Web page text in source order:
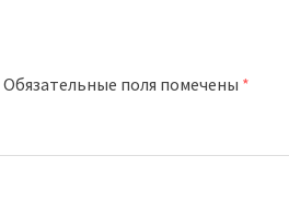
Обязательные поля помечены *